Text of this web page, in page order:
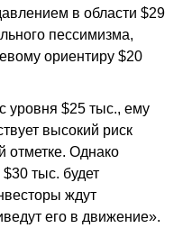
в области $29
пессимизма,
ориентиру $20
уровня $25 тыс., ему
высокий риск
отметке. Однако
тыс. будет
ждут
его в движение».